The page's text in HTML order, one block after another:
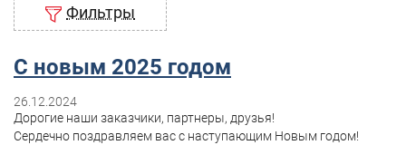
Фильтры
С новым 2025 годом
26.12.2024
Дорогие наши заказчики, партнеры, друзья!
Сердечно поздравляем вас с наступающим Новым годом!